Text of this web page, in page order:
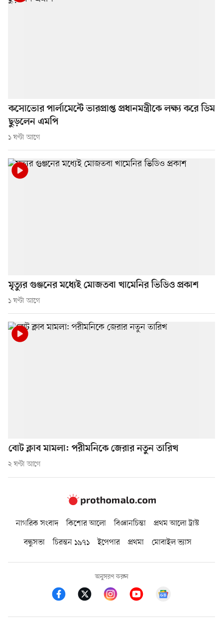
কসোভোর পার্লামেন্টে ভারপ্রাপ্ত প্রধানমন্ত্রীকে লক্ষ্য করে ডিম
ছুড়লেন এমপি
১ ঘণ্টা আগে
মৃত্যুর গুঞ্জনের মধ্যেই মোজতবা খামেনির ভিডিও প্রকাশ
১ ঘণ্টা আগে
বোট ক্লাব মামলা: পরীমনিকে জেরার নতুন তারিখ
২ ঘণ্টা আগে
নাগরিক সংবাদ কিশোর আলো বিজ্ঞানচিন্তা
প্রথম আলো ট্রাস্ট
বন্ধুসভা
চিরন্তন ১৯৭১ ইপেপার প্রথমা মোবাইল ভ্যাস
অনুসরণ করুন